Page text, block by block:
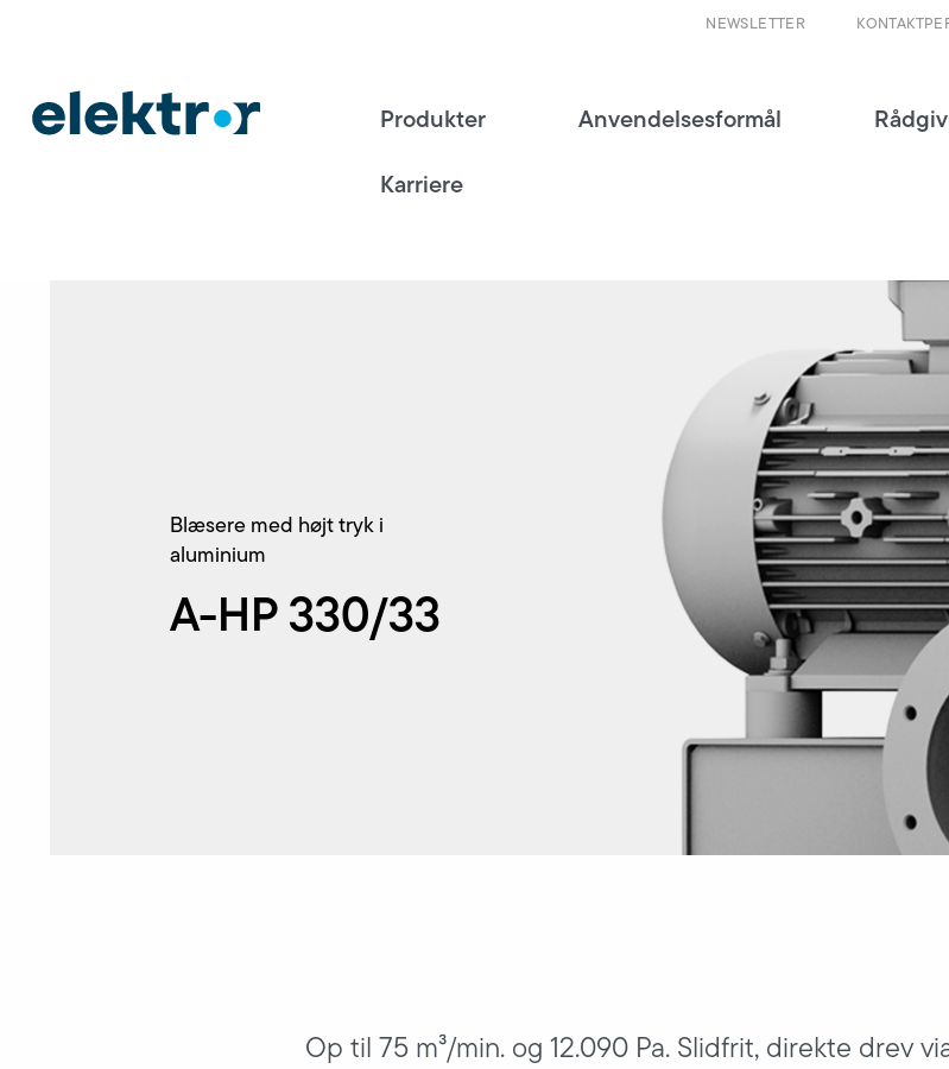
NEWSLETTER
Produkter Anvendelsesformål
Karriere
Blæsere med højt tryk i
aluminium
A-HP 330/33
Op til 75 m³/min. og 12.090 Pa. Slidfrit, direkte drev